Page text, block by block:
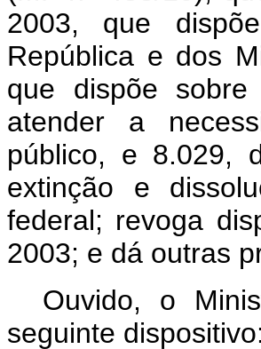
2003, que
República e dos
que dispõe
atender a
público, e 8.029,
extinção e
federal; revoga
2003; e dá outras
Ouvido, o
seguinte dispositivo: